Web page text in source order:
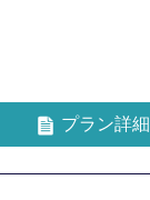
プラン詳細